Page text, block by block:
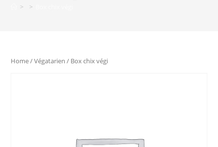
> >
Home/Végatarien / Box chix végi